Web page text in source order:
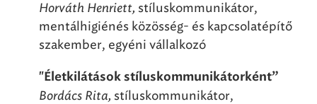
Horváth Henriett, stíluskommunikátor,
mentálhigiénés közösség- és kapcsolatépítő
szakember, egyéni vállalkozó
"Életkilátások stíluskommunikátorként”
Bordács Rita, stíluskommunikátor,